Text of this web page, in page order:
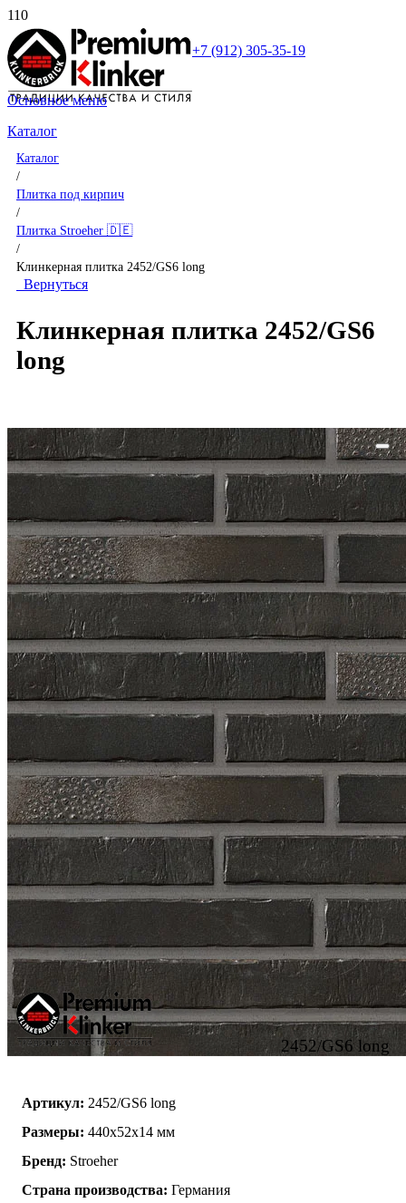
+7 (912) 305-35-19
Основное меню
Каталог
Каталог
/
Плитка под кирпич
/
Плитка Stroeher 🇩🇪
/
Клинкерная плитка 2452/GS6 long
Вернуться
Клинкерная плитка 2452/GS6
long
2452/GS6 long
Артикул: 2452/GS6 long
Размеры: 440x52x14 мм
Бренд: Stroeher
Страна производства: Германия